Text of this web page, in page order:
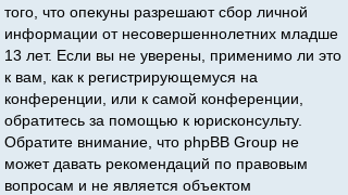
того, что опекуны разрешают сбор личной
информации от несовершеннолетних младше
13 лет. Если вы не уверены, применимо ли это
к вам, как к регистрирующемуся на
конференции, или к самой конференции,
обратитесь за помощью к юрисконсульту.
Обратите внимание, что phpBB Group не
может давать рекомендаций по правовым
вопросам и не является объектом